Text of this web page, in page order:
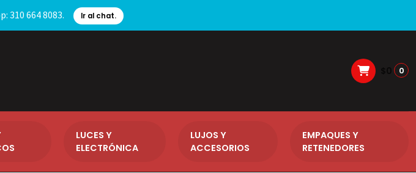
310 664 8083. Ir al chat.
0
LUCES Y
ELECTRÓNICA
LUJOS Y
ACCESORIOS
EMPAQUES Y
RETENEDORES